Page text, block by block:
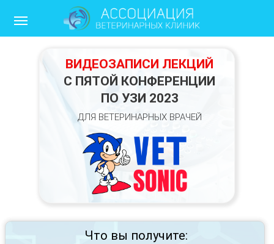
ВИДЕОЗАПИСИ ЛЕКЦИЙ
С ПЯТОЙ КОНФЕРЕНЦИИ
ПО УЗИ 2023
ДЛЯ ВЕТЕРИНАРНЫХ ВРАЧЕЙ
Что вы получите: